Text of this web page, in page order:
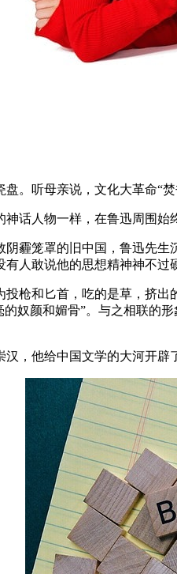
。听母亲说，文化大革命“
话人物一样，在鲁迅周围
霾笼罩的旧中国，鲁迅先
人敢说他的思想精神神不过
枪和匕首，吃的是草，挤
奴颜和媚骨”。与之相联的
，他给中国文学的大河开辟